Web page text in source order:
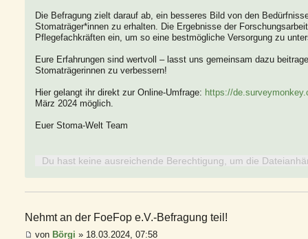
Die Befragung zielt darauf ab, ein besseres Bild von den
Stomaträger*innen zu erhalten. Die Ergebnisse der
Pflegefachkräften ein, um so eine bestmögliche Versorgung zu
Eure Erfahrungen sind wertvoll – lasst uns gemeinsam dazu
Stomaträgerinnen zu verbessern!
Hier gelangt ihr direkt zur Online-Umfrage: https://
März 2024 möglich.
Euer Stoma-Welt Team
Du hast keine ausreichende Berechtigung, um die
Nehmt an der FoeFop e.V.-Befragung teil!
von Börgi » 18.03.2024, 07:58